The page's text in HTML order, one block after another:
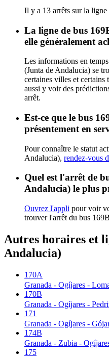
Il y a 13 arrêts sur la
La ligne de bus
elle généralement
Les informations en
(Junta de Andalucia) se
certaines villes et certains
aussi y voir des
arrêt.
Est-ce que le bus
présentement en
Pour connaître le statut
Andalucia), rendez-vous
Quel est l'arrêt de
Andalucia) le plus
Ouvrez l'appli pour voir
trouver l'arrêt du bus
Autres horaires et
Andalucia)
170A
Granada - Ogíjares -
170B
Granada - Ogíjares -
171
Granada - Ogíjares -
174B
Granada - Zubia -
175